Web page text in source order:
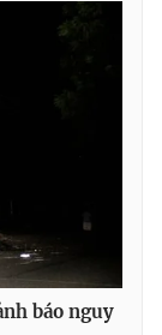
báo nguy